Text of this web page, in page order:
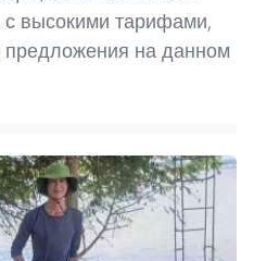
с высокими тарифами,
предложения на данном